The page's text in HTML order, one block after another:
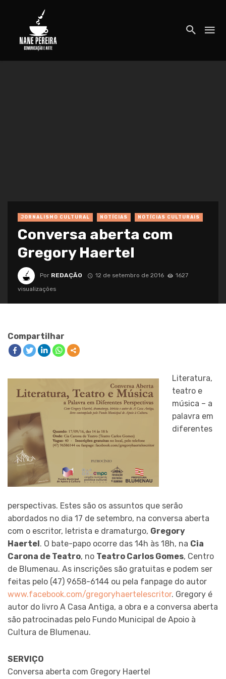
JORNALISMO CULTURAL NOTÍCIAS NOTÍCIAS CULTURAIS
Conversa aberta com
Gregory Haertel
Por REDAÇÃO 12 de setembro de 2016
1627
visualizações
Compartilhar
Literatura,
teatro e
música – a
palavra em
diferentes
perspectivas. Estes são os assuntos que serão
abordados no dia 17 de setembro, na conversa aberta
com o escritor, letrista e dramaturgo, Gregory
Haertel . O bate-papo ocorre das 14h às 18h, na Cia
Carona de Teatro, no Teatro Carlos Gomes, Centro
de Blumenau. As inscrições são gratuitas e podem ser
feitas pelo (47) 9658-6144 ou pela fanpage do autor
www.facebook.com/gregoryhaertelescritor. Gregory é
autor do livro A Casa Antiga, a obra e a conversa aberta
são patrocinadas pelo Fundo Municipal de Apoio à
Cultura de Blumenau.
SERVIÇO
Conversa aberta com Gregory Haertel